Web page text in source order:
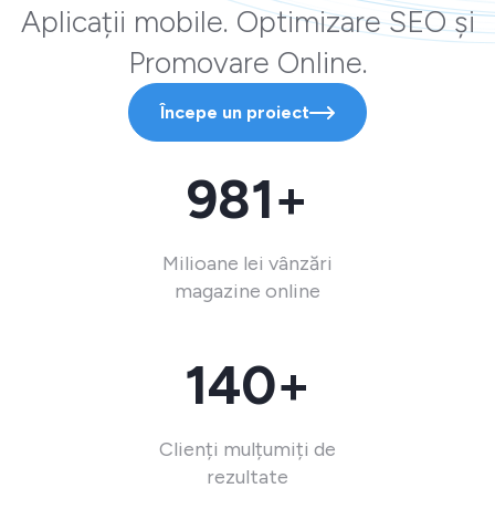
Aplicații mobile. Optimizare SEO și
Promovare Online.
Începe un proiect
981+
Milioane lei vânzări
magazine online
140+
Clienți mulțumiți de
rezultate